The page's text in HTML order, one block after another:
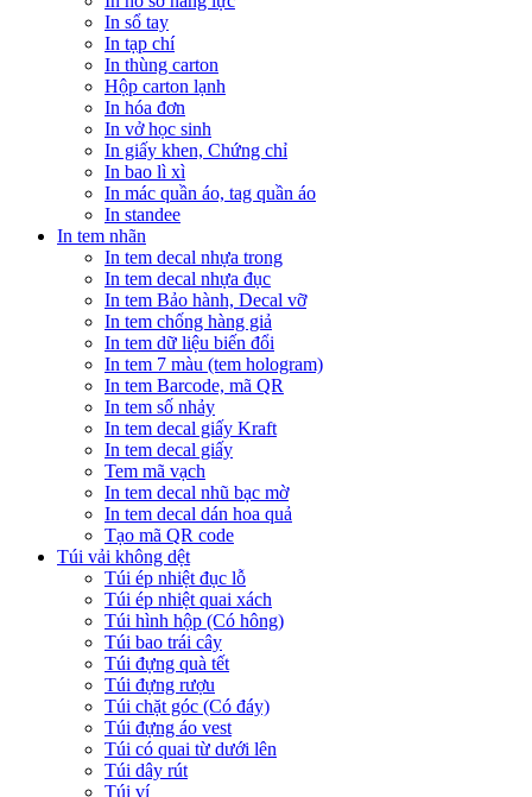
In sổ tay
In tạp chí
In thùng carton
Hộp carton lạnh
In hóa đơn
In vở học sinh
In giấy khen, Chứng chỉ
In bao lì xì
In mác quần áo, tag quần áo
In standee
In tem nhãn
In tem decal nhựa trong
In tem decal nhựa đục
In tem Bảo hành, Decal vỡ
In tem chống hàng giả
In tem dữ liệu biến đổi
In tem 7 màu (tem hologram)
In tem Barcode, mã QR
In tem số nhảy
In tem decal giấy Kraft
In tem decal giấy
Tem mã vạch
In tem decal nhũ bạc mờ
In tem decal dán hoa quả
Tạo mã QR code
Túi vải không dệt
Túi ép nhiệt đục lỗ
Túi ép nhiệt quai xách
Túi hình hộp (Có hông)
Túi bao trái cây
Túi đựng quà tết
Túi đựng rượu
Túi chặt góc (Có đáy)
Túi đựng áo vest
Túi có quai từ dưới lên
Túi dây rút
Túi ví